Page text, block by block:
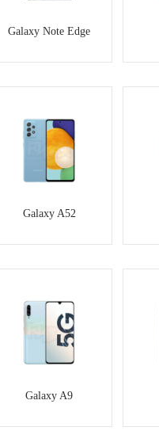
Galaxy Note Edge
Galaxy A52
Galaxy A9